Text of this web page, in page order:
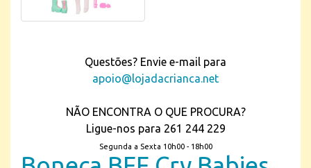
Questões? Envie e-mail para
apoio@lojadacrianca.net
NÃO ENCONTRA O QUE PROCURA?
Ligue-nos para 261 244 229
Segunda a Sexta 10h00 - 18h00